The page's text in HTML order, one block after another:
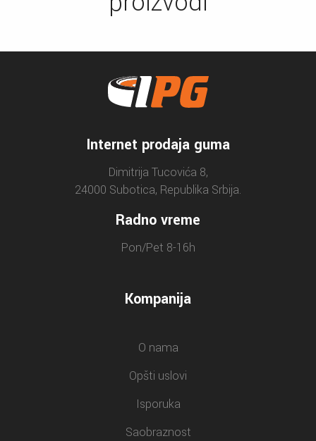
Internet prodaja guma
Dimitrija Tucovića 8,
24000 Subotica, Republika Srbija.
Radno vreme
Pon/Pet 8-16h
Kompanija
O nama
Opšti uslovi
Isporuka
Saobraznost